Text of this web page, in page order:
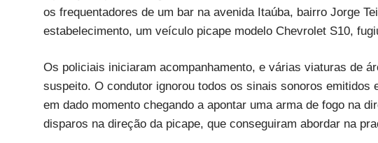
os frequentadores de um bar na avenida Itaúba, bairro Jorge
estabelecimento, um veículo picape modelo Chevrolet S10,
Os policiais iniciaram acompanhamento, e várias viaturas de
suspeito. O condutor ignorou todos os sinais sonoros
em dado momento chegando a apontar uma arma de fogo na
disparos na direção da picape, que conseguiram abordar na